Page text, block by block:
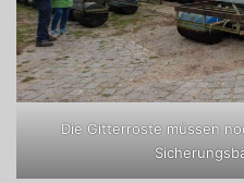
Die Gitterroste müssen